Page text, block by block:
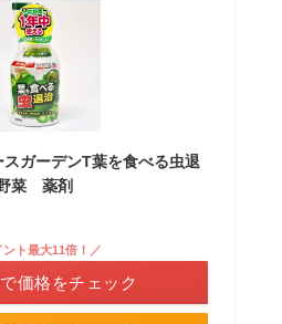
ガーデンT葉を食べる虫退
菜 薬剤
ント最大11倍！／
価格をチェック